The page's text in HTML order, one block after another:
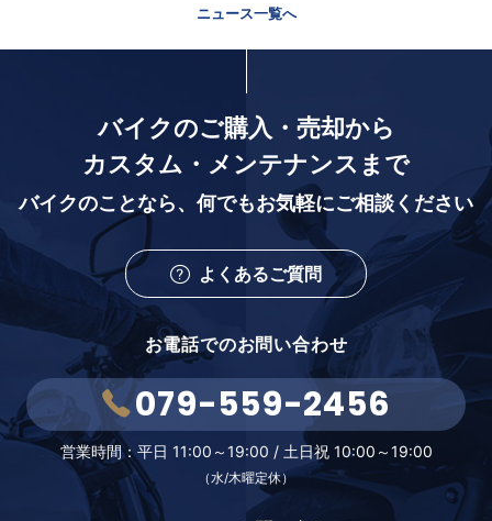
ニュース一覧へ
バイクのご購入・売却から
カスタム・メンテナンスまで
バイクのことなら、 何でもお気軽にご相談ください
よくあるご質問
お電話でのお問い合わせ
079-559-2456
営業時間：平日 11:00～19:00 / 土日祝 10:00～19:00
（水/木曜定休）